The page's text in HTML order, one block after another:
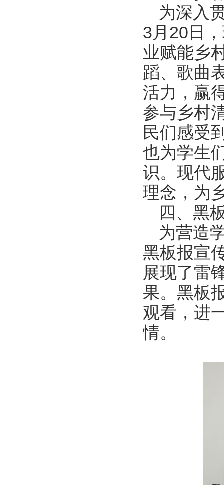
为深入
3月20日
业赋能乡
蹈、歌曲
活力，赢
参与乡村
民们感受
也为学生
识。现代
理念，为
四、黑
为营造
黑板报宣
展现了雷
果。黑板
观看，进
情。